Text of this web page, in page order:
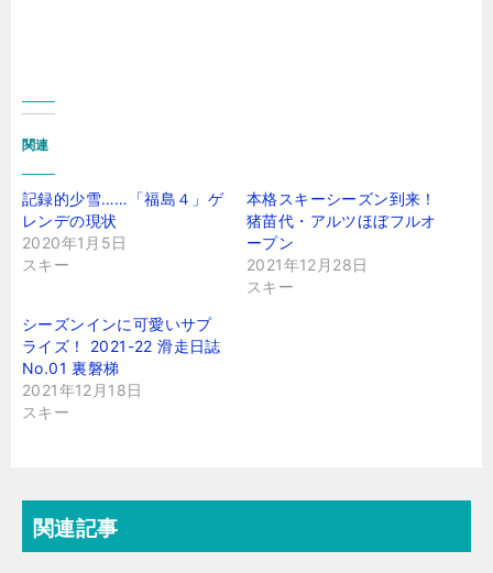
関連
記録的少雪……「福島４」ゲ
レンデの現状
2020年1月5日
スキー
本格スキーシーズン到来！
猪苗代・アルツほぼフルオ
ープン
2021年12月28日
スキー
シーズンインに可愛いサプ
ライズ！ 2021-22 滑走日誌
No.01 裏磐梯
2021年12月18日
スキー
関連記事